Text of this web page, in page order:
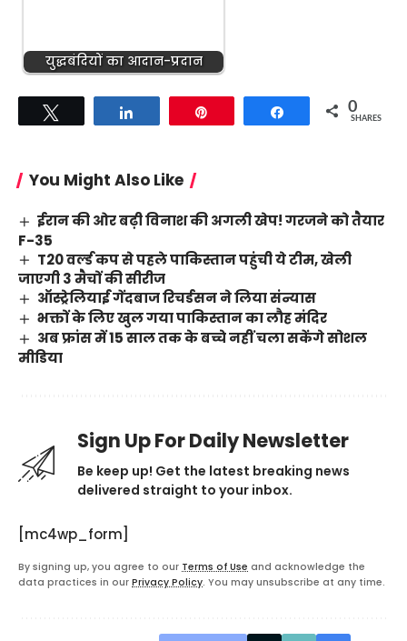
युद्धबंदियों का आदान-प्रदान
Share 0
SHARES
You Might Also Like
ईरान की ओर बढ़ी विनाश की अगली खेप! गरजने को तैयार
F-35
T20 वर्ल्ड कप से पहले पाकिस्तान पहुंची ये टीम, खेली
जाएगी 3 मैचों की सीरीज
ऑस्ट्रेलियाई गेंदबाज रिचर्डसन ने लिया संन्यास
भक्तों के लिए खुल गया पाकिस्तान का लौह मंदिर
अब फ्रांस में 15 साल तक के बच्चे नहीं चला सकेंगे सोशल
मीडिया
Sign Up For Daily Newsletter
Be keep up! Get the latest breaking news
delivered straight to your inbox.
[mc4wp_form]
By signing up, you agree to our Terms of Use and acknowledge the
data practices in our Privacy Policy. You may unsubscribe at any time.